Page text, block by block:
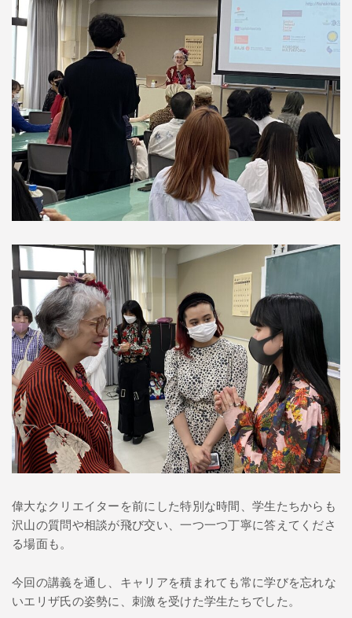
偉大なクリエイターを前にした特別な時間、学生たちからも
沢山の質問や相談が飛び交い、一つ一つ丁寧に答えてくださ
る場面も。
今回の講義を通し、キャリアを積まれても常に学びを忘れな
いエリザ氏の姿勢に、刺激を受けた学生たちでした。